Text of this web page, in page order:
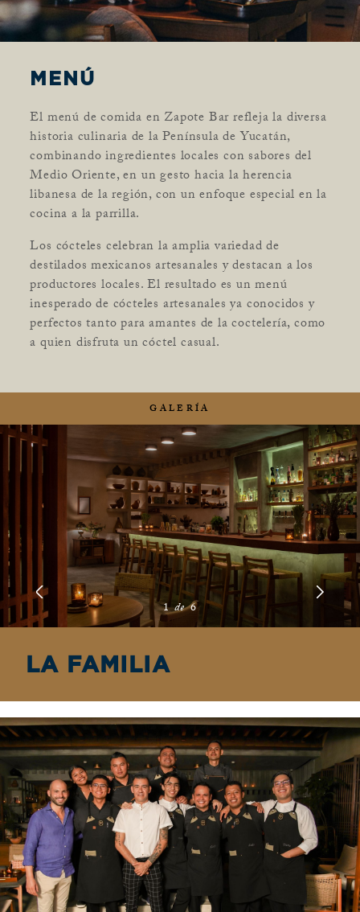
MENÚ
El menú de comida en Zapote Bar refleja la diversa
historia culinaria de la Península de Yucatán,
combinando ingredientes locales con sabores del
Medio Oriente, en un gesto hacia la herencia
libanesa de la región, con un enfoque especial en la
cocina a la parrilla.
Los cócteles celebran la amplia variedad de
destilados mexicanos artesanales y destacan a los
productores locales. El resultado es un menú
inesperado de cócteles artesanales ya conocidos y
perfectos tanto para amantes de la coctelería, como
a quien disfruta un cóctel casual.
GALERÍA
1 de 6
LA FAMILIA